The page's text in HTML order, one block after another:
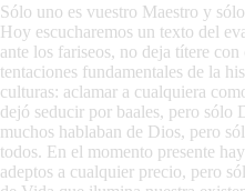
Sólo uno es vuestro Maestro y
Hoy escucharemos un texto del
ante los fariseos, no deja títere
tentaciones fundamentales de la
culturas: aclamar a cualquiera
dejó seducir por baales, pero sólo
muchos hablaban de Dios, pero
todos. En el momento presente
adeptos a cualquier precio, pero